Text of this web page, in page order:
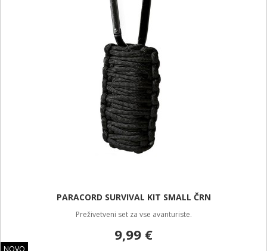
NOVO
PARACORD SURVIVAL KIT SMALL ČRN
Preživetveni set za vse avanturiste.
9,99 €